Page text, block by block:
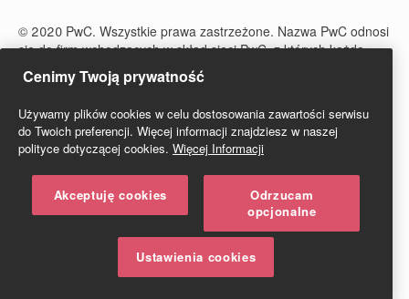
© 2020 PwC. Wszystkie prawa zastrzeżone. Nazwa PwC odnosi
się do firm wchodzących w skład sieci PwC, z których każda
stanowi odrębny podmiot prawny. Więcej informacji na stronie
www.pwc.com/structure.
prasowym o numerze ISSN 2719-6151.
Cenimy Twoją prywatność
Używamy plików cookies w celu dostosowania zawartości serwisu
do Twoich preferencji. Więcej informacji znajdziesz w naszej
polityce dotyczącej cookies. Więcej Informacji
Akceptuję cookies
Odrzucam
opcjonalne
Ustawienia cookies